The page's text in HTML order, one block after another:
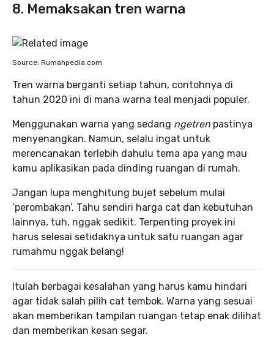
8. Memaksakan tren warna
Source: Rumahpedia.com
Tren warna berganti setiap tahun, contohnya di
tahun 2020 ini di mana warna teal menjadi populer.
Menggunakan warna yang sedang ngetren pastinya
menyenangkan. Namun, selalu ingat untuk
merencanakan terlebih dahulu tema apa yang mau
kamu aplikasikan pada dinding ruangan di rumah.
Jangan lupa menghitung bujet sebelum mulai
‘perombakan’. Tahu sendiri harga cat dan kebutuhan
lainnya, tuh, nggak sedikit. Terpenting proyek ini
harus selesai setidaknya untuk satu ruangan agar
rumahmu nggak belang!
Itulah berbagai kesalahan yang harus kamu hindari
agar tidak salah pilih cat tembok. Warna yang sesuai
akan memberikan tampilan ruangan tetap enak dilihat
dan memberikan kesan segar.